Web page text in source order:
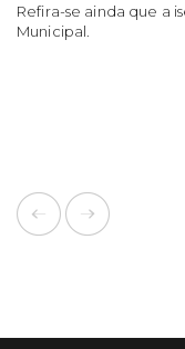
Refira-se ainda que a
Municipal.